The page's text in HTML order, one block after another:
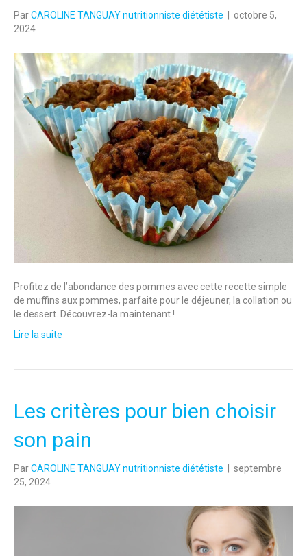
ParCAROLINE TANGUAY nutritionniste diététiste
octobre 5,
2024
Profitez de l’abondance des pommes avec cette recette simple
de muffins aux pommes, parfaite pour le déjeuner, la collation ou
le dessert. Découvrez-la maintenant !
Lire la suite
Les critères pour bien choisir
son pain
ParCAROLINE TANGUAY nutritionniste diététiste
septembre
25, 2024